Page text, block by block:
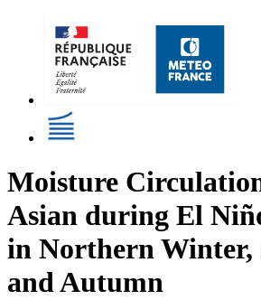
Moisture
Asian during El
in Northern Winter,
and Autumn